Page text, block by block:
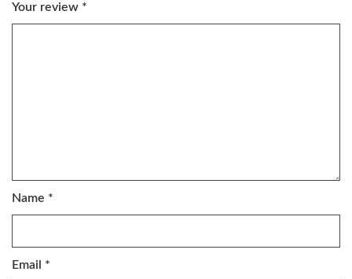
Your review *
Name *
Email *